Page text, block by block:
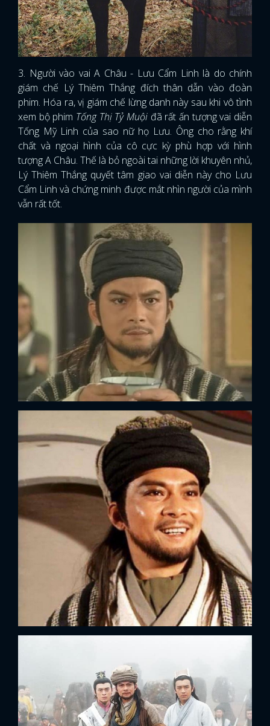
x
ĐĂNG NHẬP
FACEBOOK GOOGLE
3. Người vào vai A Châu - Lưu Cẩm Linh là do chính
giám chế Lý Thiêm Thắng đích thân dẫn vào đoàn
phim. Hóa ra, vị giám chế lừng danh này sau khi vô tình
xem bộ phim Tống Thị Tỷ Muội đã rất ấn tượng vai diễn
Tống Mỹ Linh của sao nữ họ Lưu. Ông cho rằng khí
chất và ngoại hình của cô cực kỳ phù hợp với hình
tượng A Châu. Thế là bỏ ngoài tai những lời khuyên nhủ,
Lý Thiêm Thắng quyết tâm giao vai diễn này cho Lưu
Cẩm Linh và chứng minh được mắt nhìn người của mình
vẫn rất tốt.